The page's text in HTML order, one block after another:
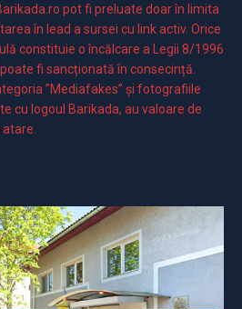
pot fi preluate doar în limita
în lead a sursei cu link activ. Orice
constituie o încălcare a Legii 8/1996
fi sancționată în consecință.
”Mediafakes” și fotografiile
cu logoul Barikada, au valoare de